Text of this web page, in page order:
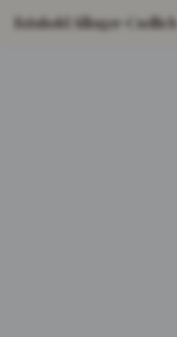
Reinhold Allinger-Csollich